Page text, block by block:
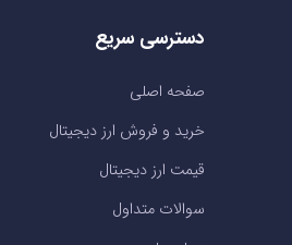
دسترسی سریع
صفحه اصلی
خرید و فروش ارز دیجیتال
قیمت ارز دیجیتال
سوالات متداول